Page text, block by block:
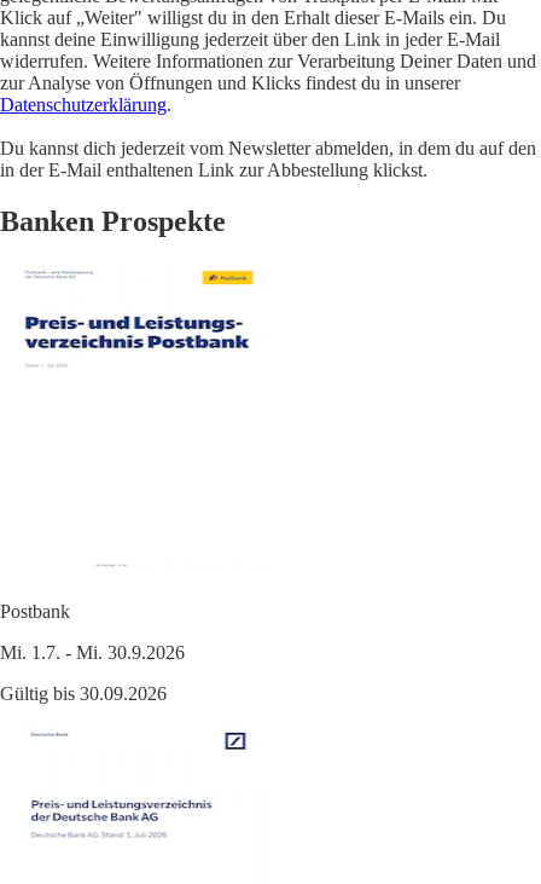
Klick auf „Weiter" willigst du in den Erhalt dieser E-Mails ein. Du
kannst deine Einwilligung jederzeit über den Link in jeder E-Mail
widerrufen. Weitere Informationen zur Verarbeitung Deiner Daten und
zur Analyse von Öffnungen und Klicks findest du in unserer
Datenschutzerklärung.
Du kannst dich jederzeit vom Newsletter abmelden, in dem du auf den
in der E-Mail enthaltenen Link zur Abbestellung klickst.
Banken Prospekte
Postbank
Mi. 1.7. - Mi. 30.9.2026
Gültig bis 30.09.2026